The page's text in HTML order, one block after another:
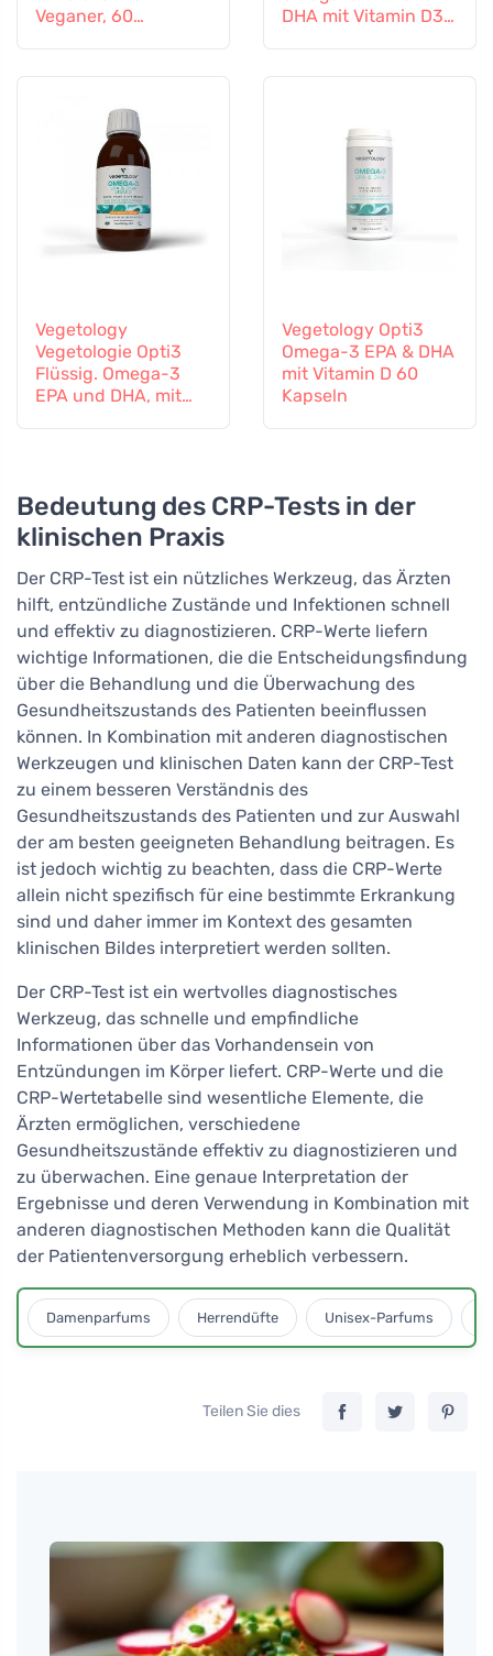
Veganer, 60
DHA mit Vitamin D3,
Vegetology
Vegetologie Opti3
Flüssig. Omega-3
EPA und DHA, mit
Vegetology Opti3
Omega-3 EPA & DHA
mit Vitamin D 60
Kapseln
Bedeutung des CRP-Tests in der
klinischen Praxis
Der CRP-Test ist ein nützliches Werkzeug, das Ärzten
hilft, entzündliche Zustände und Infektionen schnell
und effektiv zu diagnostizieren. CRP-Werte liefern
wichtige Informationen, die die Entscheidungsfindung
über die Behandlung und die Überwachung des
Gesundheitszustands des Patienten beeinflussen
können. In Kombination mit anderen diagnostischen
Werkzeugen und klinischen Daten kann der CRP-Test
zu einem besseren Verständnis des
Gesundheitszustands des Patienten und zur Auswahl
der am besten geeigneten Behandlung beitragen. Es
ist jedoch wichtig zu beachten, dass die CRP-Werte
allein nicht spezifisch für eine bestimmte Erkrankung
sind und daher immer im Kontext des gesamten
klinischen Bildes interpretiert werden sollten.
Der CRP-Test ist ein wertvolles diagnostisches
Werkzeug, das schnelle und empfindliche
Informationen über das Vorhandensein von
Entzündungen im Körper liefert. CRP-Werte und die
CRP-Wertetabelle sind wesentliche Elemente, die
Ärzten ermöglichen, verschiedene
Gesundheitszustände effektiv zu diagnostizieren und
zu überwachen. Eine genaue Interpretation der
Ergebnisse und deren Verwendung in Kombination mit
anderen diagnostischen Methoden kann die Qualität
der Patientenversorgung erheblich verbessern.
Damenparfums Herrendüfte Unisex-Parfums
Teilen Sie dies